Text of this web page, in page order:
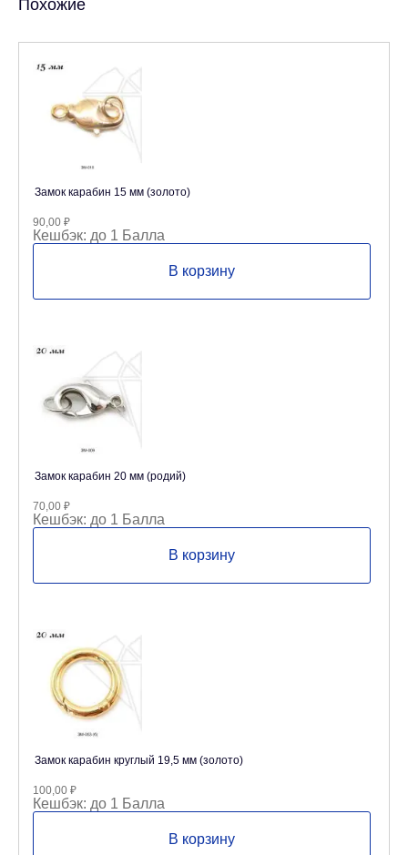
Похожие
Замок карабин 15 мм (золото)
90,00 ₽
Кешбэк: до 1 Балла
В корзину
Замок карабин 20 мм (родий)
70,00 ₽
Кешбэк: до 1 Балла
В корзину
Замок карабин круглый 19,5 мм (золото)
100,00 ₽
Кешбэк: до 1 Балла
В корзину